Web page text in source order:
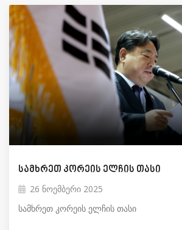
სამხრეთ კორეის ელჩის თასი
26 ნოემბერი 2025
სამხრეთ კორეის ელჩის თასი